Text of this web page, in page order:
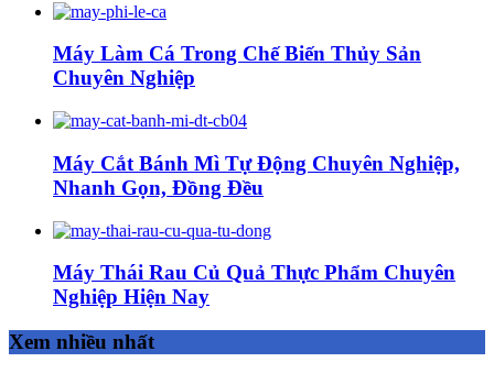
Máy Làm Cá Trong Chế Biến Thủy Sản
Chuyên Nghiệp
Máy Cắt Bánh Mì Tự Động Chuyên Nghiệp,
Nhanh Gọn, Đồng Đều
Máy Thái Rau Củ Quả Thực Phẩm Chuyên
Nghiệp Hiện Nay
Xem nhiều nhất